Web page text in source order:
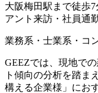
大阪梅田駅まで徒歩
アント来訪・社員通
業務系・士業系・コ
GEEZでは、現地で
ト傾向の分析を踏ま
構える企業様」にお